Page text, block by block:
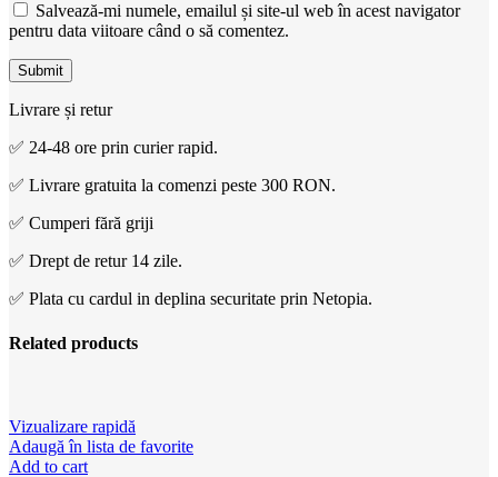
Salvează-mi numele, emailul și site-ul web în acest navigator
pentru data viitoare când o să comentez.
Livrare și retur
✅ 24-48 ore prin curier rapid.
✅ Livrare gratuita la comenzi peste 300 RON.
✅ Cumperi fără griji
✅ Drept de retur 14 zile.
✅ Plata cu cardul in deplina securitate prin Netopia.
Related products
Vizualizare rapidă
Adaugă în lista de favorite
Add to cart